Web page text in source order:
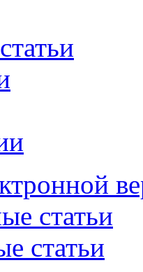
статьи
статьи